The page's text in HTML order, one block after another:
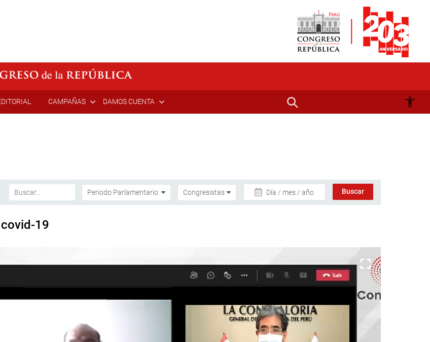
CAMPAÑAS DAMOS CUENTA
Día / mes / año
19